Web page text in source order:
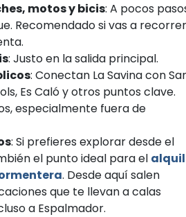
motos y bicis: A pocos
Recomendado si vas a recorrer
: Justo en la salida principal.
: Conectan La Savina con
Es Caló y otros puntos clave.
especialmente fuera de
: Si prefieres explorar desde el
el punto ideal para el
. Desde aquí salen
que te llevan a calas
a Espalmador.